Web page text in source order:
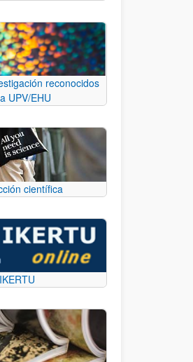
reconocidos
UPV/EHU
científica
IKERTU